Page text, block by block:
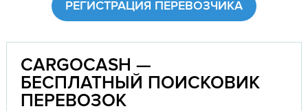
РЕГИСТРАЦИЯ ПЕРЕВОЗЧИКА
CARGOCASH —
БЕСПЛАТНЫЙ ПОИСКОВИК
ПЕРЕВОЗОК